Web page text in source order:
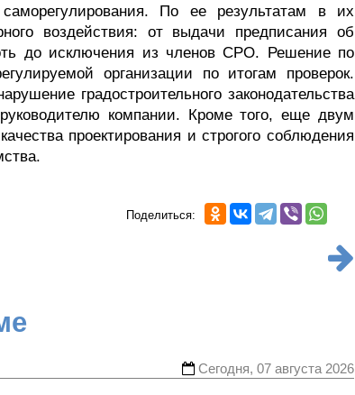
По ее результатам в их
воздействия: от выдачи предписания об
до исключения из членов СРО. Решение по
организации по итогам проверок.
градостроительного законодательства
компании. Кроме того, еще двум
проектирования и строгого соблюдения
Поделиться:
Сегодня, 07 августа 2026